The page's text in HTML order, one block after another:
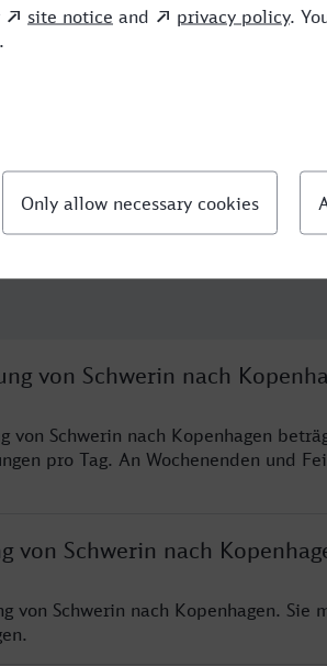
NBE,RE,RJ
von Schwerin nach
Schwerin nach Kopenhagen
pro Tag. An Wochenenden und
von Schwerin nach
Schwerin nach Kopenhagen. Sie